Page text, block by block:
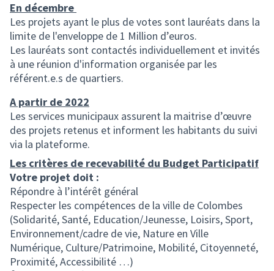
En décembre
Les projets ayant le plus de votes sont lauréats dans la
limite de l'enveloppe de 1 Million d’euros.
Les lauréats sont contactés individuellement et invités
à une réunion d'information organisée par les
référent.e.s de quartiers.
A partir de 2022
Les services municipaux assurent la maitrise d’œuvre
des projets retenus et informent les habitants du suivi
via la plateforme.
Les critères de recevabilité du Budget Participatif
Votre projet doit :
Répondre à l’intérêt général
Respecter les compétences de la ville de Colombes
(Solidarité, Santé, Education/Jeunesse, Loisirs, Sport,
Environnement/cadre de vie, Nature en Ville
Numérique, Culture/Patrimoine, Mobilité, Citoyenneté,
Proximité, Accessibilité …)